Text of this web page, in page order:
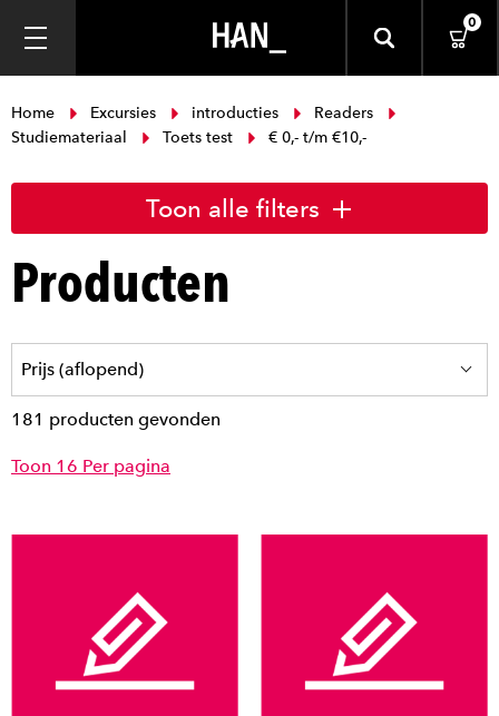
0
Home Excursies introducties
Readers
Studiemateriaal
Toets test € 0,- t/m €10,-
Toon alle filters
Producten
181 producten gevonden
Toon 16 Per pagina